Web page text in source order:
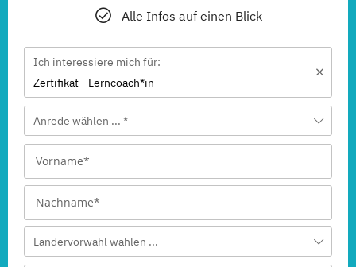
Alle Infos auf einen Blick
Ich interessiere mich für:
Zertifikat - Lerncoach*in
Anrede wählen ... *
Ländervorwahl wählen ...